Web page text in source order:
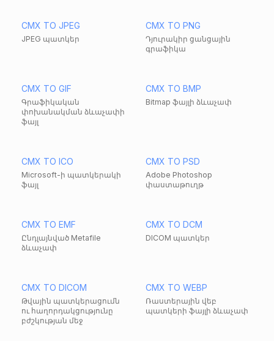
CMX TO JPEG
JPEG պատկեր
CMX TO PNG
Դյուրակիր ցանցային
գրաֆիկա
CMX TO GIF
Գրաֆիկական
փոխանակման ձևաչափի
ֆայլ
CMX TO BMP
Bitmap ֆայլի ձևաչափ
CMX TO ICO
Microsoft-ի պատկերակի
ֆայլ
CMX TO PSD
Adobe Photoshop
փաստաթուղթ
CMX TO EMF
Ընդլայնված Metafile
ձևաչափ
CMX TO DCM
DICOM պատկեր
CMX TO DICOM
Թվային պատկերացումն
ու հաղորդակցությունը
բժշկության մեջ
CMX TO WEBP
Ռաստերային վեբ
պատկերի ֆայլի ձևաչափ